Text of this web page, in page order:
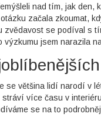
nad tím, jak den,
začala zkoumat,
zvědavost se podíval s
výzkumu jsem narazila
se většina lidí narodí v
více času v
se na to